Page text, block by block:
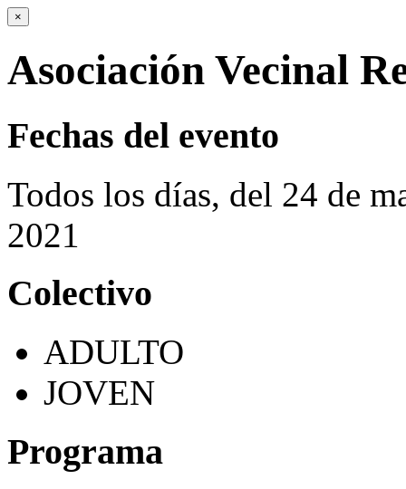
×
Asociación Vecinal
Fechas del evento
Todos los días, del 24 de
2021
Colectivo
ADULTO
JOVEN
Programa